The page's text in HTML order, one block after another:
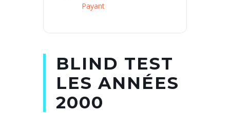
Payant
BLIND TEST
LES ANNÉES
2000